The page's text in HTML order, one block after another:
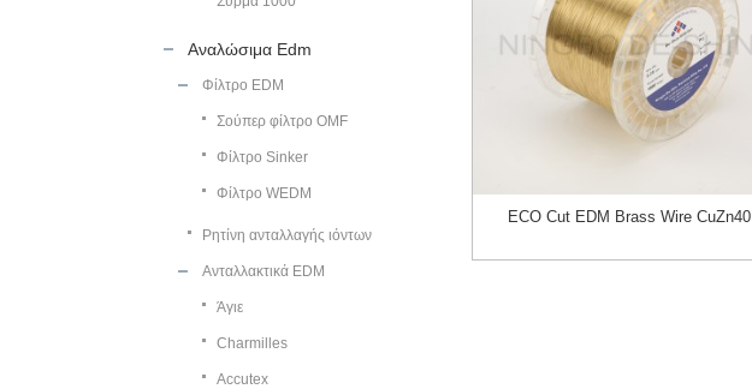
Αναλώσιμα Edm
Φίλτρο EDM
Σούπερ φίλτρο OMF
Φίλτρο Sinker
Φίλτρο WEDM
Ρητίνη ανταλλαγής ιόντων
Ανταλλακτικά EDM
Άγιε
Charmilles
Accutex
ECO Cut EDM Brass Wire CuZn40